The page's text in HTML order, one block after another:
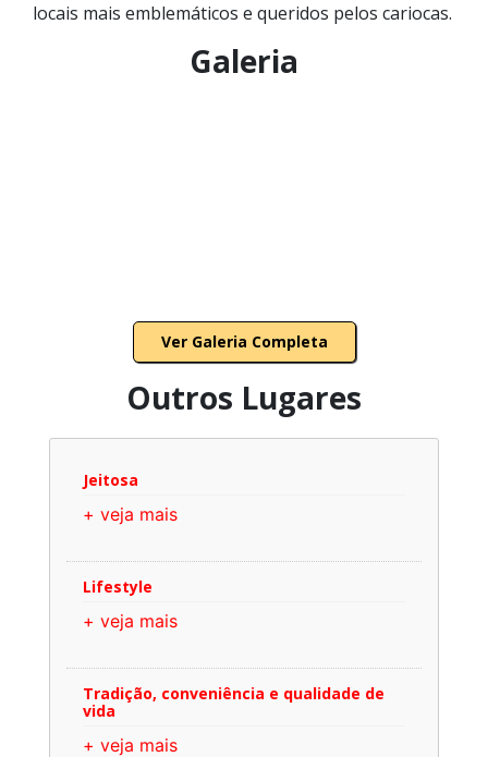
locais mais emblemáticos e queridos pelos cariocas.
Galeria
Ver Galeria Completa
Outros Lugares
Jeitosa
+ veja mais
Lifestyle
+ veja mais
Tradição, conveniência e qualidade de
vida
+ veja mais